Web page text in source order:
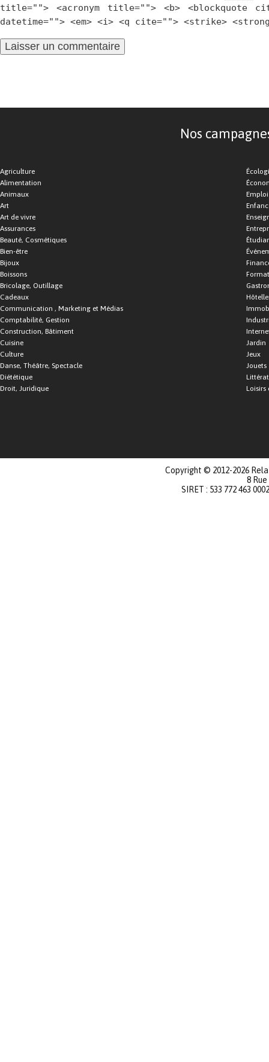
title=""> <acronym title=""> <b> <blockquote
datetime=""> <em> <i> <q cite=""> <strike>
Nos
Agriculture
Alimentation
Animaux
Art
Art de vivre
Assurances
Beauté, Cosmétiques
Bien-être
Bijoux
Boissons
Bricolage, Outillage
Cadeaux
Communication , Marketing et Médias
Comptabilité, Gestion
Construction, Bâtiment
Cuisine
Culture
Danse, Théâtre, Spectacle
Diététique
Droit, Juridique
Emploi
Jardin
Jeux
Jouets
Loisirs
Copyright © 2012-2026
8
SIRET : 533 772 463